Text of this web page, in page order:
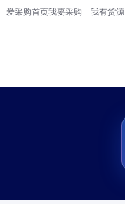
爱采购首页我要采购 我有货源